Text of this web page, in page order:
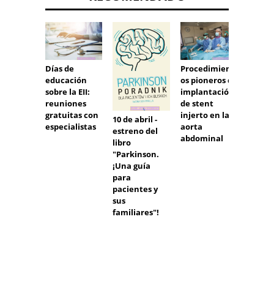
Días de
educación
sobre la EII:
reuniones
gratuitas con
especialistas
10 de abril -
estreno del
libro
"Parkinson.
¡Una guía
para
pacientes y
sus
familiares"!
Procedimient
os pioneros de
implantación
de stent
injerto en la
aorta
abdominal